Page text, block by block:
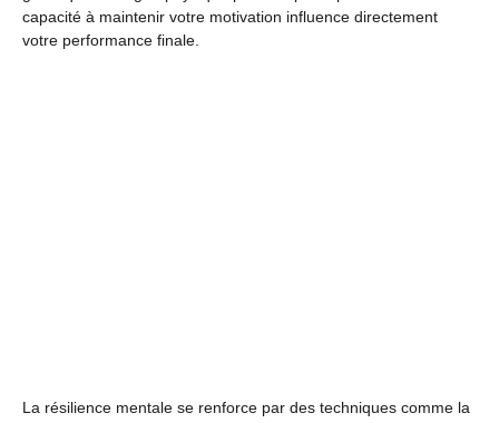
capacité à maintenir votre motivation influence directement
votre performance finale.
La résilience mentale se renforce par des techniques comme la